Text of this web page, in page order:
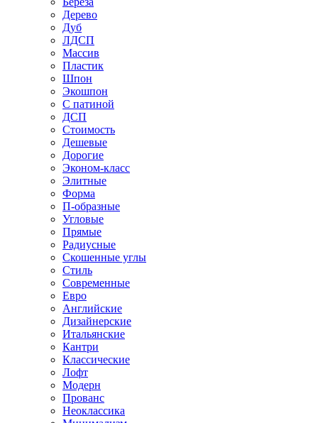
Дерево
Дуб
ЛДСП
Массив
Пластик
Шпон
Экошпон
С патиной
ДСП
Стоимость
Дешевые
Дорогие
Эконом-класс
Элитные
Форма
П-образные
Угловые
Прямые
Радиусные
Скошенные углы
Стиль
Современные
Евро
Английские
Дизайнерские
Итальянские
Кантри
Классические
Лофт
Модерн
Прованс
Неоклассика